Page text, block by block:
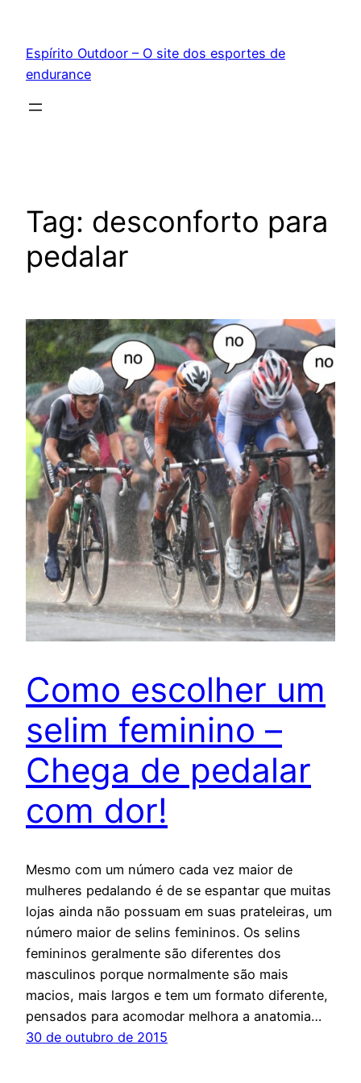
conteúdo
Espírito Outdoor – O site dos esportes de
endurance
Tag: desconforto para
pedalar
Como escolher um
selim feminino –
Chega de pedalar
com dor!
Mesmo com um número cada vez maior de
mulheres pedalando é de se espantar que muitas
lojas ainda não possuam em suas prateleiras, um
número maior de selins femininos. Os selins
femininos geralmente são diferentes dos
masculinos porque normalmente são mais
macios, mais largos e tem um formato diferente,
pensados para acomodar melhora a anatomia…
30 de outubro de 2015